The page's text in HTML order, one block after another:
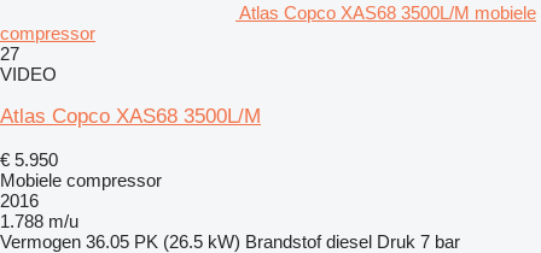
Atlas Copco XAS68 3500L/M mobiele
compressor
27
VIDEO
Atlas Copco XAS68 3500L/M
€ 5.950
Mobiele compressor
2016
1.788 m/u
Vermogen 36.05 PK (26.5 kW) Brandstof diesel Druk 7 bar